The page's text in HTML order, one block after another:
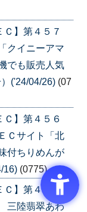
Ｃ】第４５７
クイニーアマ
でも販売人気
('24/04/26) (07
Ｃ】第４５６
Ｃサイト「北
付ちりめんが
16) (0775)
Ｃ】第４５５
三陸翡翠あわ